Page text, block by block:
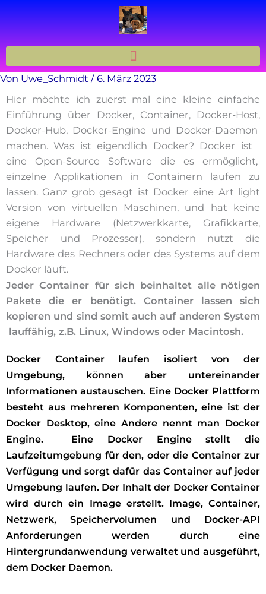
Von Uwe_Schmidt / 6. März 2023
Hier möchte ich zuerst mal eine kleine einfache
Einführung über Docker, Container, Docker-Host,
Docker-Hub, Docker-Engine und Docker-Daemon
machen. Was ist eigendlich Docker? Docker ist
eine Open-Source Software die es ermöglicht,
einzelne Applikationen in Containern laufen zu
lassen. Ganz grob gesagt ist Docker eine Art light
Version von virtuellen Maschinen, und hat keine
eigene Hardware (Netzwerkkarte, Grafikkarte,
Speicher und Prozessor), sondern nutzt die
Hardware des Rechners oder des Systems auf dem
Docker läuft.
Jeder Container für sich beinhaltet alle nötigen
Pakete die er benötigt. Container lassen sich
kopieren und sind somit auch auf anderen System
lauffähig, z.B. Linux, Windows oder Macintosh.
Docker Container laufen isoliert von der
Umgebung, können aber untereinander
Informationen austauschen. Eine Docker Plattform
besteht aus mehreren Komponenten, eine ist der
Docker Desktop, eine Andere nennt man Docker
Engine. Eine Docker Engine stellt die
Laufzeitumgebung für den, oder die Container zur
Verfügung und sorgt dafür das Container auf jeder
Umgebung laufen. Der Inhalt der Docker Container
wird durch ein Image erstellt. Image, Container,
Netzwerk, Speichervolumen und Docker-API
Anforderungen werden durch eine
Hintergrundanwendung verwaltet und ausgeführt,
dem Docker Daemon.